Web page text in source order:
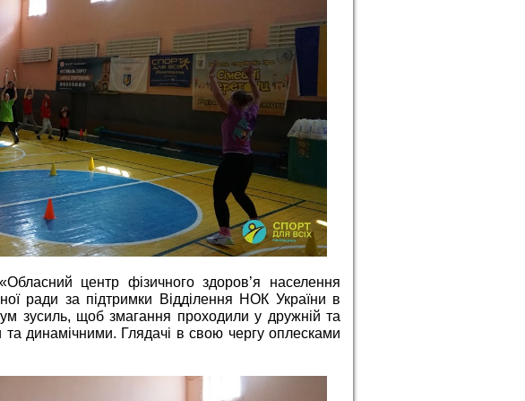
центр фізичного здоров’я населення
ради за підтримки Відділення НОК України в
зусиль, щоб змагання проходили у дружній та
та динамічними. Глядачі в свою чергу оплесками